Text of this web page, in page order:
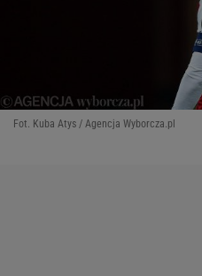
Fot. Kuba Atys / Agencja Wyborcza.pl